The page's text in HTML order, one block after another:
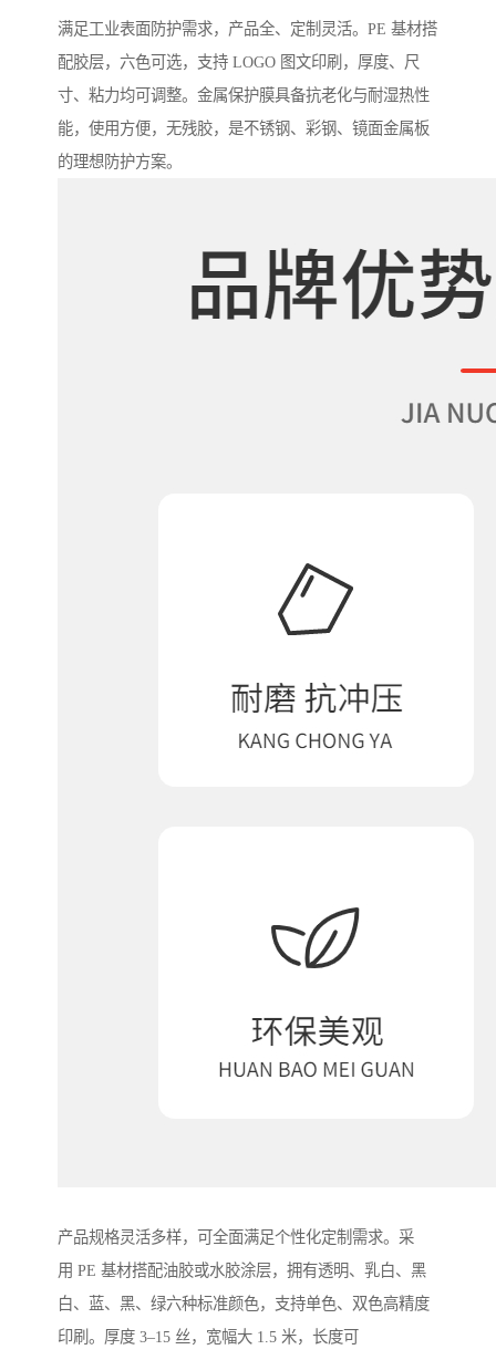
满足工业表面防护需求，产品全、定制灵活。PE 基材搭
配胶层，六色可选，支持 LOGO 图文印刷，厚度、尺
寸、粘力均可调整。金属保护膜具备抗老化与耐湿热性
能，使用方便，无残胶，是不锈钢、彩钢、镜面金属板
的理想防护方案。
产品规格灵活多样，可全面满足个性化定制需求。采
用 PE 基材搭配油胶或水胶涂层，拥有透明、乳白、黑
白、蓝、黑、绿六种标准颜色，支持单色、双色高精度
印刷。厚度 3–15 丝，宽幅大 1.5 米，长度可